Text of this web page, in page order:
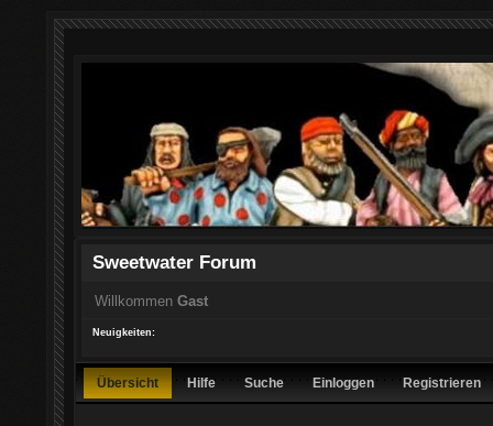
Sweetwater Forum
Willkommen Gast
Neuigkeiten:
Übersicht Hilfe Suche Einloggen Registrieren